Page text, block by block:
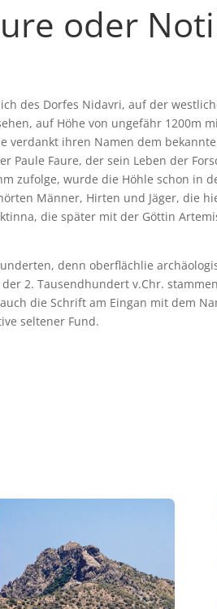
oder
des Dorfes Nidavri, auf der
auf Höhe von ungefähr 1200m
verdankt ihren Namen dem
Paule Faure, der sein Leben der
zufolge, wurde die Höhle schon in
Männer, Hirten und Jäger, die
die später mit der Göttin
denn oberflächlie
2. Tausendhundert v.Chr.
die Schrift am Eingan mit dem
seltener Fund.